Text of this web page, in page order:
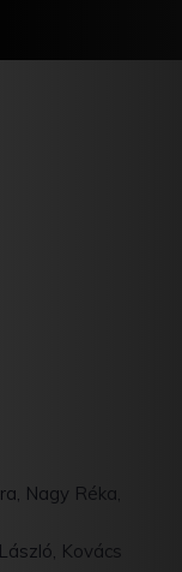
Nagy Réka,
Kovács